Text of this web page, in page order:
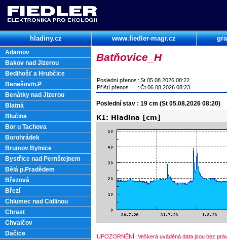
hladiny.cz www.fiedler-magr.cz
Adamov
Bakov nad Jizerou
Bedihošť a Hrubčice
Benešov/n.P
Benátky nad Jizerou
Blatná
Blučina
Bor u Tachova
Borohrádek
Brumov Bylnice
Bystřice nad Pernštejnem
Bělá p.Pradědem
Březová
Březí
Chlumec nad Cidlinou
Chrast
Chvalčov
Dačice
Batňovice_H
Poslední přenos : St 05.08.2026 08:22
Příští přenos
: Čt 06.08.2026 08:23
Poslední stav : 19 cm (St 05.08.2026 08:20)
UPOZORNĚNÍ : Veškerá uváděná data jsou bez